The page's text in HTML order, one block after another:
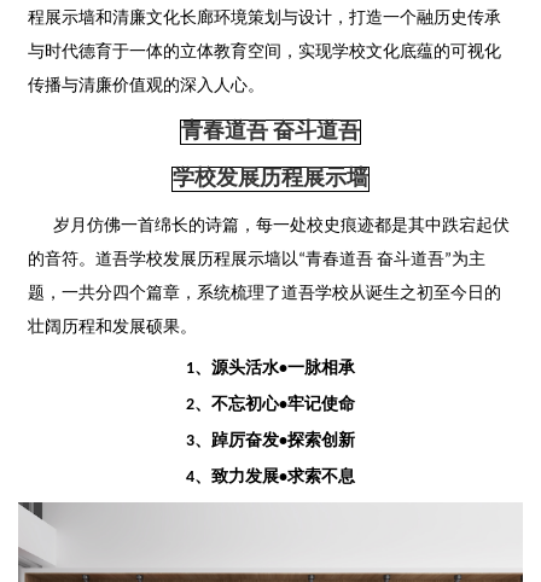
程展示墙和清廉文化长廊环境策划与设计， 打造一个融历史传承
与时代德育于一体的立体教育空间， 实现学校文化底蕴的可视化
传播与清廉价值观的深入人心。
青春道吾 奋斗道吾
学校发展历程展示墙
岁月仿佛一首绵长的诗篇， 每一处校史痕迹都是其中跌宕起伏
的音符。 道吾学校发展历程展示墙以“青春道吾 奋斗道吾”为主
题，一共分四个篇章， 系统梳理了道吾学校从诞生之初至今日的
壮阔历程和发展硕果。
1、源头活水•一脉相承
2、不忘初心•牢记使命
3、踔厉奋发•探索创新
4、致力发展•求索不息